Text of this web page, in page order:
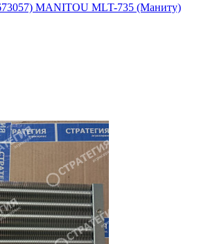
MANITOU MLT-735 (Маниту)